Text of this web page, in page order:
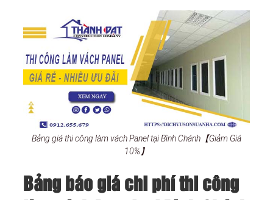
Bảng giá thi công làm vách Panel tại Bình Chánh【Giảm Giá
10%】
Bảng báo giá chi phí thi công